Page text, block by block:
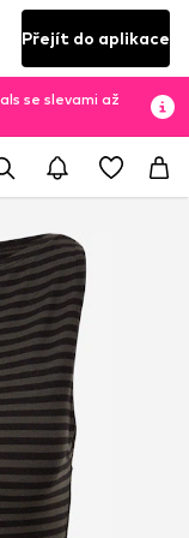
Přejít do aplikace
se slevami až